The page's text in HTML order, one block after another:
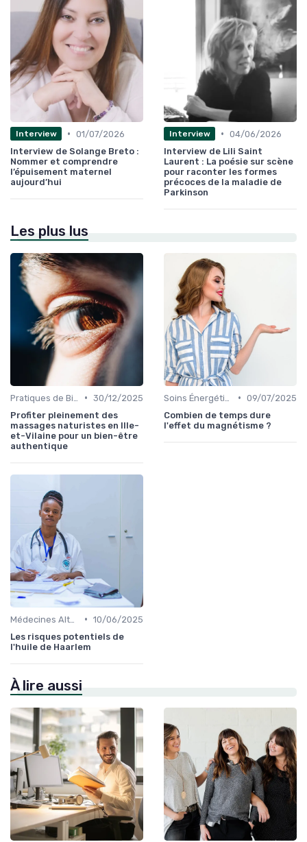
Interview • 01/07/2026
Interview de Solange Breto :
Nommer et comprendre
l’épuisement maternel
aujourd’hui
Interview • 04/06/2026
Interview de Lili Saint
Laurent : La poésie sur scène
pour raconter les formes
précoces de la maladie de
Parkinson
Les plus lus
• 30/12/2025
Profiter pleinement des
massages naturistes en Ille-
et-Vilaine pour un bien-être
authentique
• 09/07/2025
Combien de temps dure
l'effet du magnétisme ?
• 10/06/2025
Les risques potentiels de
l'huile de Haarlem
À lire aussi